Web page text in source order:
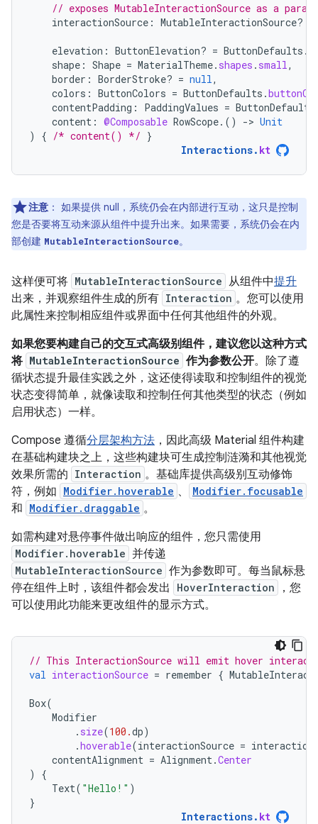
// exposes MutableInteractionSource as a
interactionSource : MutableInteractionSource?
elevation : ButtonElevation? = ButtonDefaults .
shape : Shape = MaterialTheme. shapes . small ,
border : BorderStroke? = null ,
colors : ButtonColors = ButtonDefaults .
contentPadding : PaddingValues = ButtonDefaults
content : @Composable RowScope.() -> Unit
)
{ /* content() */ }
Interactions. kt
注意 ： 如果提供 null，系统仍会在内部进行互动，这只是控制
您是否要将互动来源从组件中提升出来。如果需要，系统仍会在内
部创建 MutableInteractionSource。
这样便可将 MutableInteractionSource 从组件中提升
出来，并观察组件生成的所有 Interaction 。您可以使用
此属性来控制相应组件或界面中任何其他组件的外观。
如果您要构建自己的交互式高级别组件，建议您以这种方式
将 MutableInteractionSource 作为参数公开。除了遵
循状态提升最佳实践之外，这还使得读取和控制组件的视觉
状态变得简单，就像读取和控制任何其他类型的状态（例如
启用状态）一样。
Compose 遵循分层架构方法 ，因此高级 Material 组件构建
在基础构建块之上，这些构建块可生成控制涟漪和其他视觉
效果所需的 Interaction 。基础库提供高级别互动修饰
符，例如 Modifier.hoverable 、 Modifier.focusable
和 Modifier.draggable 。
如需构建对悬停事件做出响应的组件，您只需使用
Modifier.hoverable 并传递
MutableInteractionSource 作为参数即可。每当鼠标悬
停在组件上时，该组件都会发出
HoverInteraction
，您
可以使用此功能来更改组件的显示方式。
// This InteractionSource will emit hover
val interactionSource = remember {
Box(
Modifier
. size(100.dp)
.hoverable(interactionSource =
contentAlignment = Alignment .Center
)
{
Text( "Hello!" )
}
Interactions. kt